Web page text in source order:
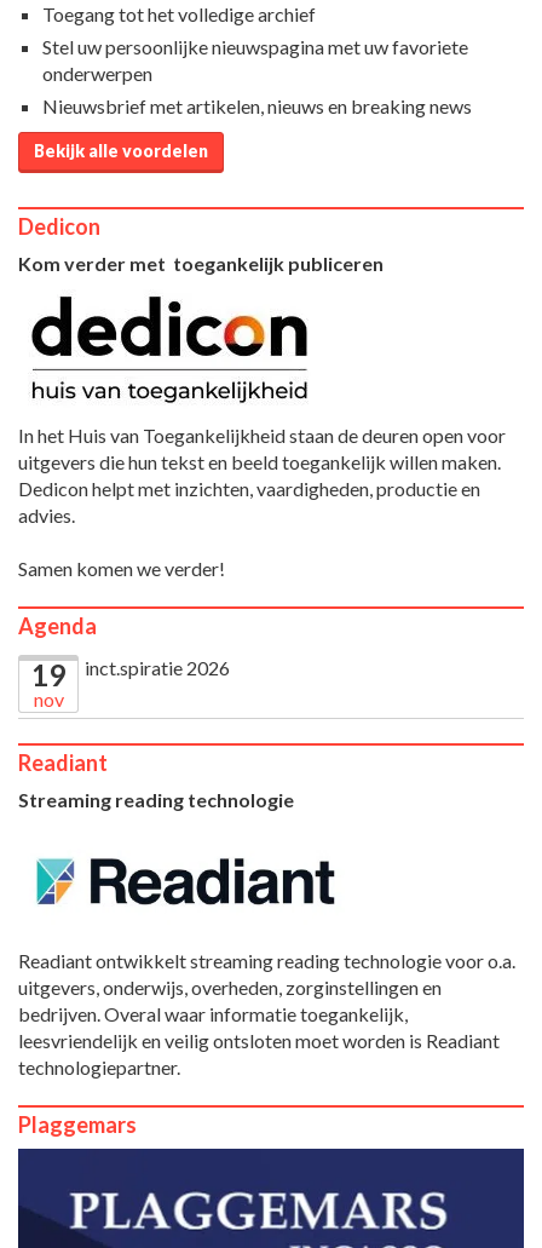
Toegang tot het volledige archief
Stel uw persoonlijke nieuwspagina met uw favoriete
onderwerpen
Nieuwsbrief met artikelen, nieuws en breaking news
Bekijk alle voordelen
Dedicon
Kom verder met toegankelijk publiceren
In het Huis van Toegankelijkheid staan de deuren open voor
uitgevers die hun tekst en beeld toegankelijk willen maken.
Dedicon helpt met inzichten, vaardigheden, productie en
advies.
Samen komen we verder!
Agenda
19
nov
inct.spiratie 2026
Readiant
Streaming reading technologie
Readiant ontwikkelt streaming reading technologie voor o.a.
uitgevers, onderwijs, overheden, zorginstellingen en
bedrijven. Overal waar informatie toegankelijk,
leesvriendelijk en veilig ontsloten moet worden is Readiant
technologiepartner.
Plaggemars